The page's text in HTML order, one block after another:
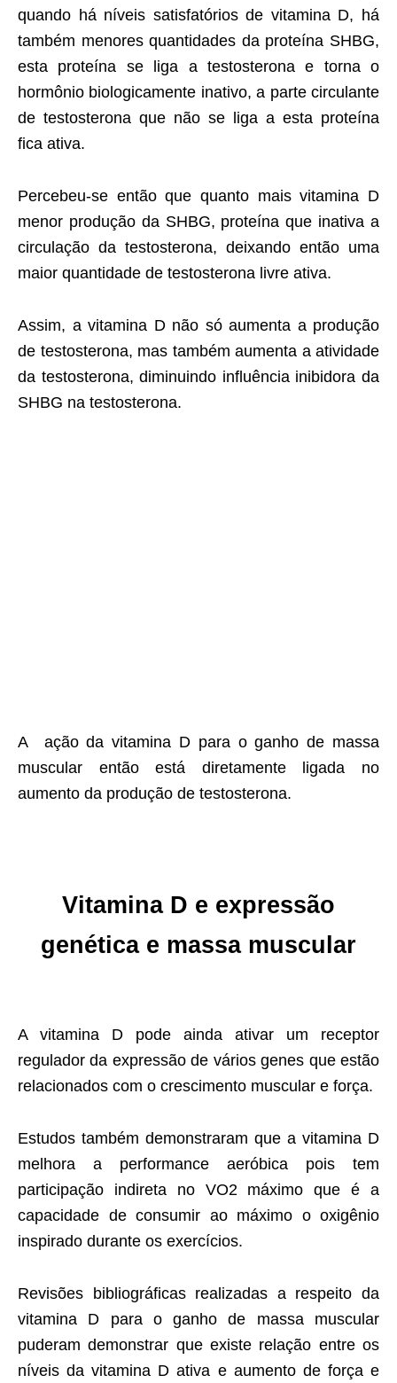
quando há níveis satisfatórios de vitamina D, há
também menores quantidades da proteína SHBG,
esta proteína se liga a testosterona e torna o
hormônio biologicamente inativo, a parte circulante
de testosterona que não se liga a esta proteína
fica ativa.
Percebeu-se então que quanto mais vitamina D
menor produção da SHBG, proteína que inativa a
circulação da testosterona, deixando então uma
maior quantidade de testosterona livre ativa.
Assim, a vitamina D não só aumenta a produção
de testosterona, mas também aumenta a atividade
da testosterona, diminuindo influência inibidora da
SHBG na testosterona.
A ação da vitamina D para o ganho de massa
muscular então está diretamente ligada no
aumento da produção de testosterona.
Vitamina D e expressão
genética e massa muscular
A vitamina D pode ainda ativar um receptor
regulador da expressão de vários genes que estão
relacionados com o crescimento muscular e força.
Estudos também demonstraram que a vitamina D
melhora a performance aeróbica pois tem
participação indireta no VO2 máximo que é a
capacidade de consumir ao máximo o oxigênio
inspirado durante os exercícios.
Revisões bibliográficas realizadas a respeito da
vitamina D para o ganho de massa muscular
puderam demonstrar que existe relação entre os
níveis da vitamina D ativa e aumento de força e